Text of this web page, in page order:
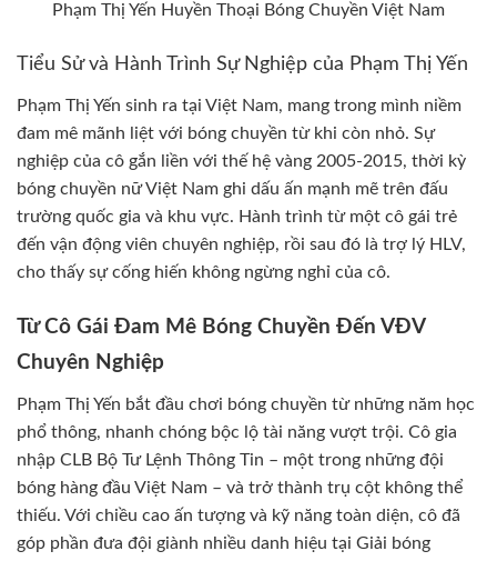
Phạm Thị Yến Huyền Thoại Bóng Chuyền Việt Nam
Tiểu Sử và Hành Trình Sự Nghiệp của Phạm Thị Yến
Phạm Thị Yến sinh ra tại Việt Nam, mang trong mình niềm
đam mê mãnh liệt với bóng chuyền từ khi còn nhỏ. Sự
nghiệp của cô gắn liền với thế hệ vàng 2005-2015, thời kỳ
bóng chuyền nữ Việt Nam ghi dấu ấn mạnh mẽ trên đấu
trường quốc gia và khu vực. Hành trình từ một cô gái trẻ
đến vận động viên chuyên nghiệp, rồi sau đó là trợ lý HLV,
cho thấy sự cống hiến không ngừng nghỉ của cô.
Từ Cô Gái Đam Mê Bóng Chuyền Đến VĐV
Chuyên Nghiệp
Phạm Thị Yến bắt đầu chơi bóng chuyền từ những năm học
phổ thông, nhanh chóng bộc lộ tài năng vượt trội. Cô gia
nhập CLB Bộ Tư Lệnh Thông Tin – một trong những đội
bóng hàng đầu Việt Nam – và trở thành trụ cột không thể
thiếu. Với chiều cao ấn tượng và kỹ năng toàn diện, cô đã
góp phần đưa đội giành nhiều danh hiệu tại Giải bóng